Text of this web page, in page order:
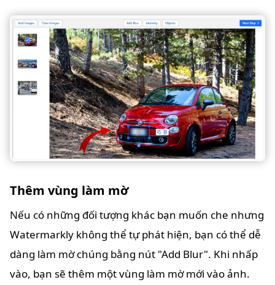
Thêm vùng làm mờ
Nếu có những đối tượng khác bạn muốn che nhưng
Watermarkly không thể tự phát hiện, bạn có thể dễ
dàng làm mờ chúng bằng nút "Add Blur". Khi nhấp
vào, bạn sẽ thêm một vùng làm mờ mới vào ảnh.